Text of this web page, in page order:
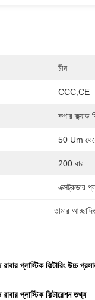
চীন
CCC,CE
কপার ক্ল্যাড
50 Um
200 বার
এক্সট্রুডার
তামার
প্লাস্টিক ফিল্টারিং উচ্চ
প্লাস্টিক ফিল্টারেশন তথ্য